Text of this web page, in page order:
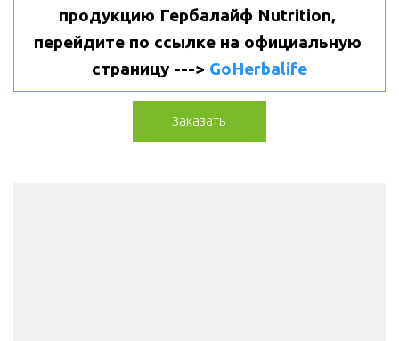
продукцию Гербалайф Nutrition,
перейдите по ссылке на официальную
страницу ---> GoHerbalife
Заказать